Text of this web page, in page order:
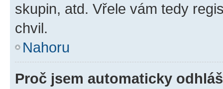
skupin, atd. Vřele vám tedy
chvil.
Nahoru
Proč jsem automaticky